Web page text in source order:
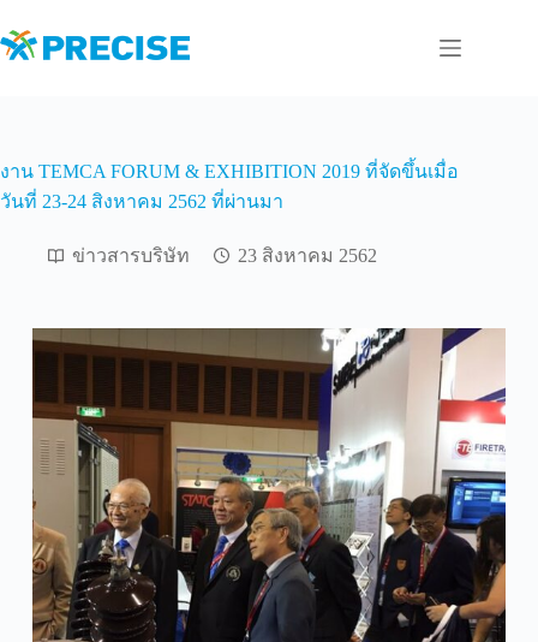
to
content
งาน TEMCA FORUM & EXHIBITION 2019 ที่จัดขึ้นเมื่อ
วันที่ 23-24 สิงหาคม 2562 ที่ผ่านมา
ข่าวสารบริษัท 23 สิงหาคม 2562